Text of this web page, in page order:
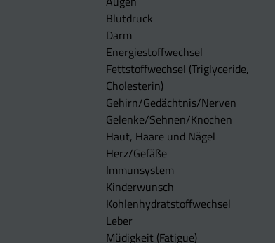
Weißkohl
Stachelbeere
Preiselbeere
Johannesbeere, weiß
Pflaume
Banane
Papaya
Kiwi
Blutdruck
Darm
Energiestoffwechsel
Fettstoffwechsel (Triglyceride,
Cholesterin)
Gehirn/Gedächtnis/Nerven
Gelenke/Sehnen/Knochen
Haut, Haare und Nägel
Herz/Gefäße
Immunsystem
Kinderwunsch
Kohlenhydratstoffwechsel
Leber
Müdigkeit (Fatigue)